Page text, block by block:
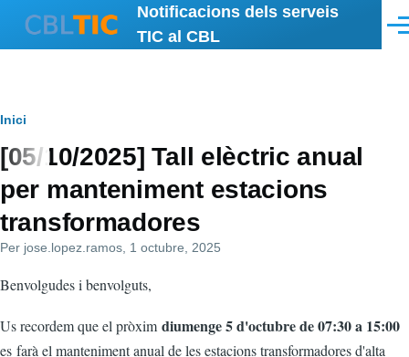
Vés al contingut
Notificacions dels serveis
TIC al CBL
Fil
d'ariadna
Inici
[05/10/2025] Tall elèctric anual
per manteniment estacions
transformadores
Per jose.lopez.ramos , 1 octubre, 2025
Benvolgudes i benvolguts,
Us recordem que el pròxim diumenge 5 d'octubre de 07:30 a 15:00
es farà el manteniment anual de les estacions transformadores d'alta